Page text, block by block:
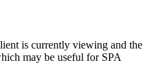
is currently viewing and the
may be useful for SPA